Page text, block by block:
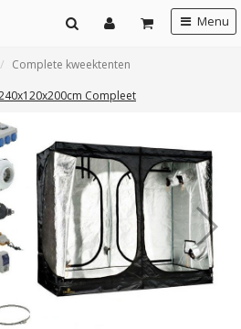
Menu
Complete kweektenten
Compleet